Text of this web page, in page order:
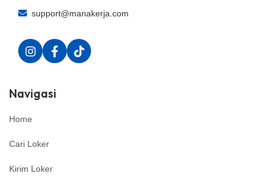
support@manakerja.com
Navigasi
Home
Cari Loker
Kirim Loker